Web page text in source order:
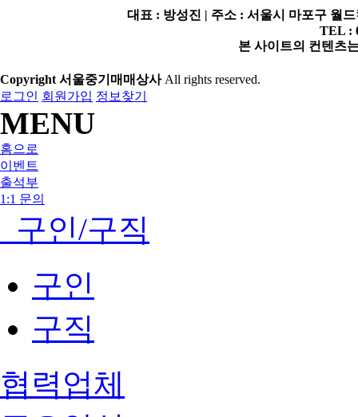
대표 : 방성진 | 주소 : 서울시 마포구 월
TEL :
본 사이트의 컨텐츠
Copyright 서울중기매매상사 All rights reserved.
로그인 회원가입 정보찾기
MENU
홈으로
이벤트
출석부
1:1 문의
구인/구직
구인
구직
협력업체